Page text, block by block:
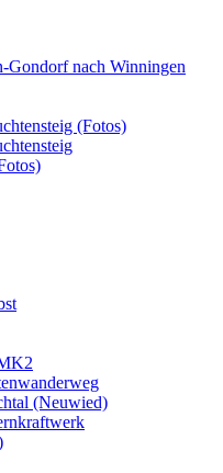
Gondorf nach Winningen
(Fotos)
(Neuwied)